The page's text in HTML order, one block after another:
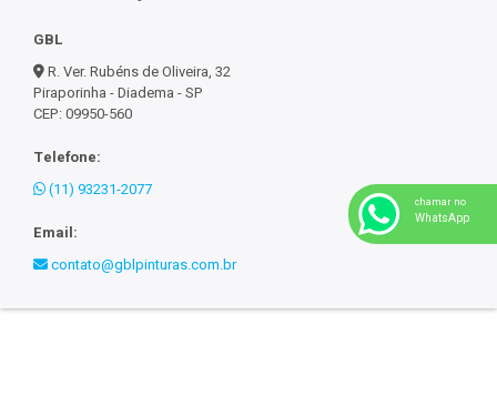
GBL
R. Ver. Rubéns de Oliveira, 32
Piraporinha - Diadema - SP
CEP: 09950-560
Telefone:
(11) 93231-2077
Email:
contato@gblpinturas.com.br
chamar no
WhatsApp